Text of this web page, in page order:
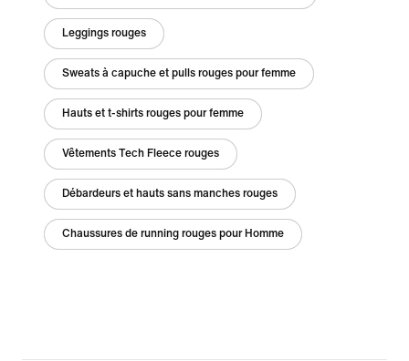
Leggings rouges
Sweats à capuche et pulls rouges pour femme
Hauts et t-shirts rouges pour femme
Vêtements Tech Fleece rouges
Débardeurs et hauts sans manches rouges
Chaussures de running rouges pour Homme